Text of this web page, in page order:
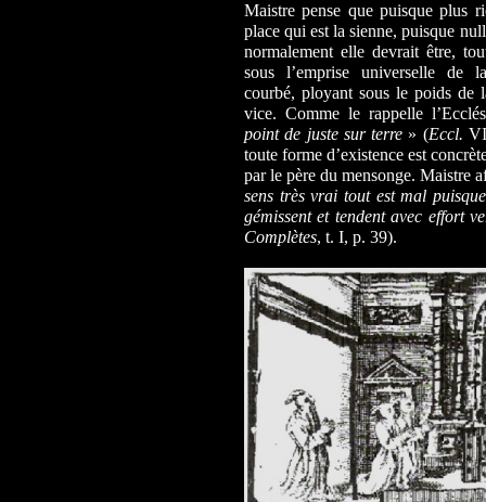
Maistre pense que puisque plus
place qui est la sienne, puisque
normalement elle devrait être,
sous l’emprise universelle de
courbé, ployant sous le poids de
vice. Comme le rappelle
point de juste sur terre » (Eccl.
toute forme d’existence est
par le père du mensonge. Maistre
sens très vrai tout est mal
gémissent et tendent avec effort
Complètes, t. I, p. 39).